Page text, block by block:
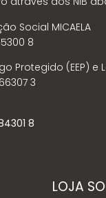
Social MICAELA
8
Protegido (EEP) e
3
8
LOJA